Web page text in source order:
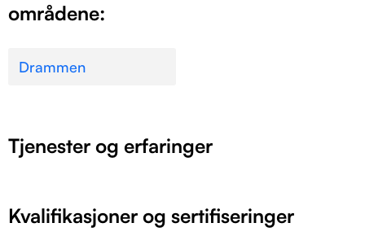
områdene:
Drammen
Tjenester og erfaringer
Kvalifikasjoner og sertifiseringer